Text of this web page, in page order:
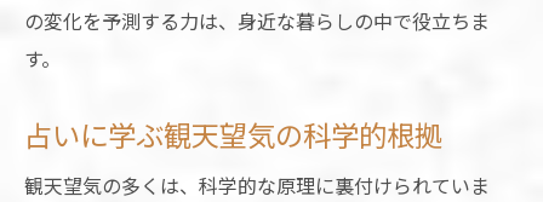
の変化を予測する力は、身近な暮らしの中で役立ちま
す。
占いに学ぶ観天望気の科学的根拠
観天望気の多くは、科学的な原理に裏付けられていま